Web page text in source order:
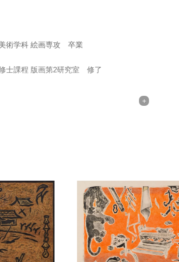
術学科 絵画専攻 卒業
士課程 版画第2研究室 修了
木の板を彫り描いていく版木の作品など様々な
物語を見出し描いています。
いていますが、どの作品にも一貫した強さを感じま